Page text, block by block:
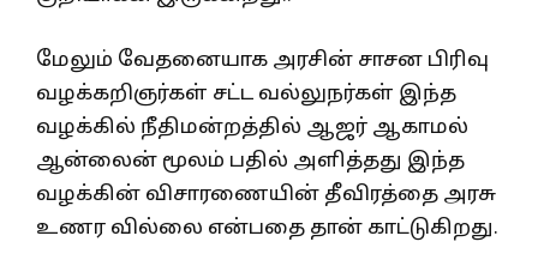
மேலும் வேதனையாக அரசின் சாசன பிரிவு
வழக்கறிஞர்கள் சட்ட வல்லுநர்கள் இந்த
வழக்கில் நீதிமன்றத்தில் ஆஜர் ஆகாமல்
ஆன்லைன் மூலம் பதில் அளித்தது இந்த
வழக்கின் விசாரணையின் தீவிரத்தை அரசு
உணர வில்லை என்பதை தான் காட்டுகிறது.